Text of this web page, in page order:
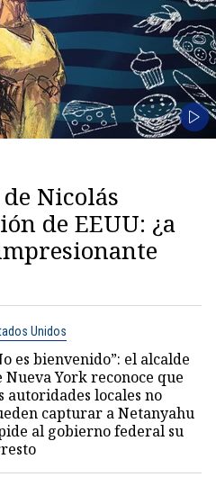
Nicolás
de EEUU: ¿a
Unidos
es bienvenido”: el alcalde
Nueva York reconoce que
autoridades locales no
capturar a Netanyahu
al gobierno federal su